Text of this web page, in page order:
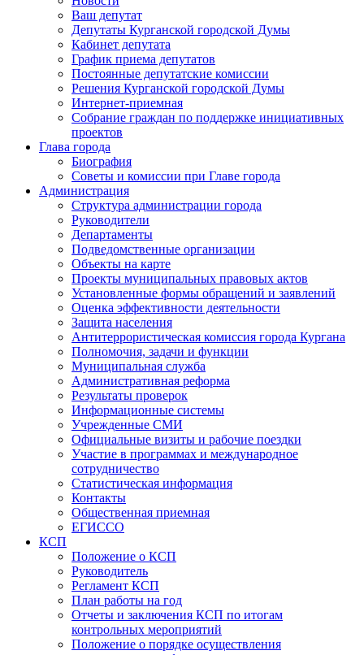
Ваш депутат
Депутаты Курганской городской Думы
Кабинет депутата
График приема депутатов
Постоянные депутатские комиссии
Решения Курганской городской Думы
Интернет-приемная
Собрание граждан по поддержке инициативных
проектов
Глава города
Биография
Советы и комиссии при Главе города
Администрация
Структура администрации города
Руководители
Департаменты
Подведомственные организации
Объекты на карте
Проекты муниципальных правовых актов
Установленные формы обращений и заявлений
Оценка эффективности деятельности
Защита населения
Антитеррористическая комиссия города Кургана
Полномочия, задачи и функции
Муниципальная служба
Административная реформа
Результаты проверок
Информационные системы
Учрежденные СМИ
Официальные визиты и рабочие поездки
Участие в программах и международное
сотрудничество
Статистическая информация
Контакты
Общественная приемная
ЕГИССО
КСП
Положение о КСП
Руководитель
Регламент КСП
План работы на год
Отчеты и заключения КСП по итогам
контрольных мероприятий
Положение о порядке осуществления